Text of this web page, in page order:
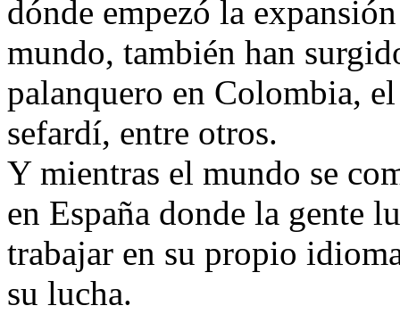
dónde empezó la
mundo, también han
palanquero en Colombia,
sefardí, entre otros.
Y mientras el mundo se
en España donde la gente
trabajar en su propio
su lucha.